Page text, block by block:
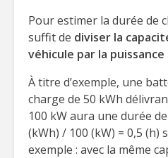
Pour estimer la durée de
suffit de diviser la
véhicule par la
À titre d’exemple, une
charge de 50 kWh
100 kW aura une durée
(kWh) / 100 (kW) = 0,5 (h)
exemple : avec la même